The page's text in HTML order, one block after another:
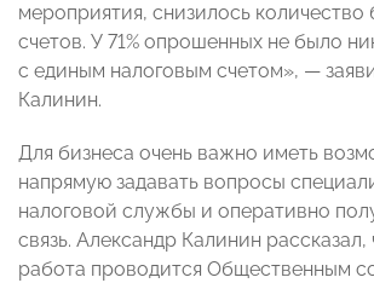
мероприятия, снизилось количество
счетов. У 71% опрошенных не было
с единым налоговым счетом», —
Калинин.
Для бизнеса очень важно иметь
напрямую задавать вопросы
налоговой службы и оперативно
связь. Александр Калинин
работа проводится Общественным